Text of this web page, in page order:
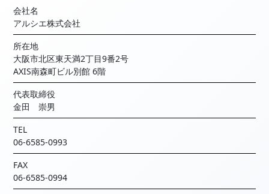
会社名
アルシエ株式会社
所在地
大阪市北区東天満2丁目9番2号
AXIS南森町ビル別館 6階
代表取締役
金田 崇男
TEL
06-6585-0993
FAX
06-6585-0994